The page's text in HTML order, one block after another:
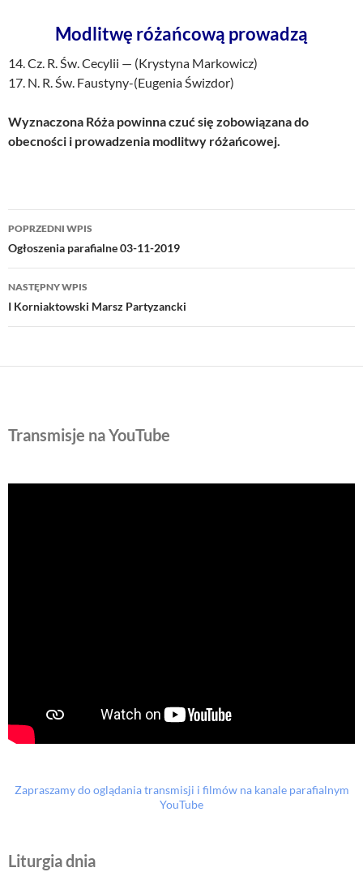
Modlitwę różańcową prowadzą
14. Cz. R. Św. Cecylii — (Krystyna Markowicz)
17. N. R. Św. Faustyny-(Eugenia Świzdor)
Wyznaczona Róża powinna czuć się zobowiązana do
obecności i prowadzenia modlitwy różańcowej.
Nawigacja
wpisu
POPRZEDNI WPIS
Ogłoszenia parafialne 03-11-2019
NASTĘPNY WPIS
I Korniaktowski Marsz Partyzancki
Transmisje na YouTube
Zapraszamy do oglądania transmisji i filmów na kanale parafialnym
YouTube
Liturgia dnia